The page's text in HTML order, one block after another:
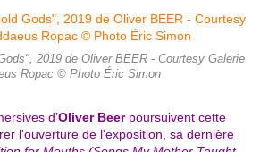
2019 de Oliver BEER - Courtesy Galerie
Ropac © Photo Éric Simon
d’Oliver Beer poursuivent cette
l'ouverture de l'exposition, sa dernière